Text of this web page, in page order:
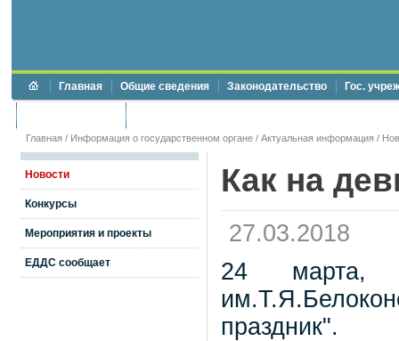
Главная Общие сведения Законодательство Гос.
Главная / Информация о государственном органе / Актуальная информация /
Новости
Конкурсы
Мероприятия и проекты
ЕДДС сообщает
Как на
27.03.2018
24 марта,
праздник".